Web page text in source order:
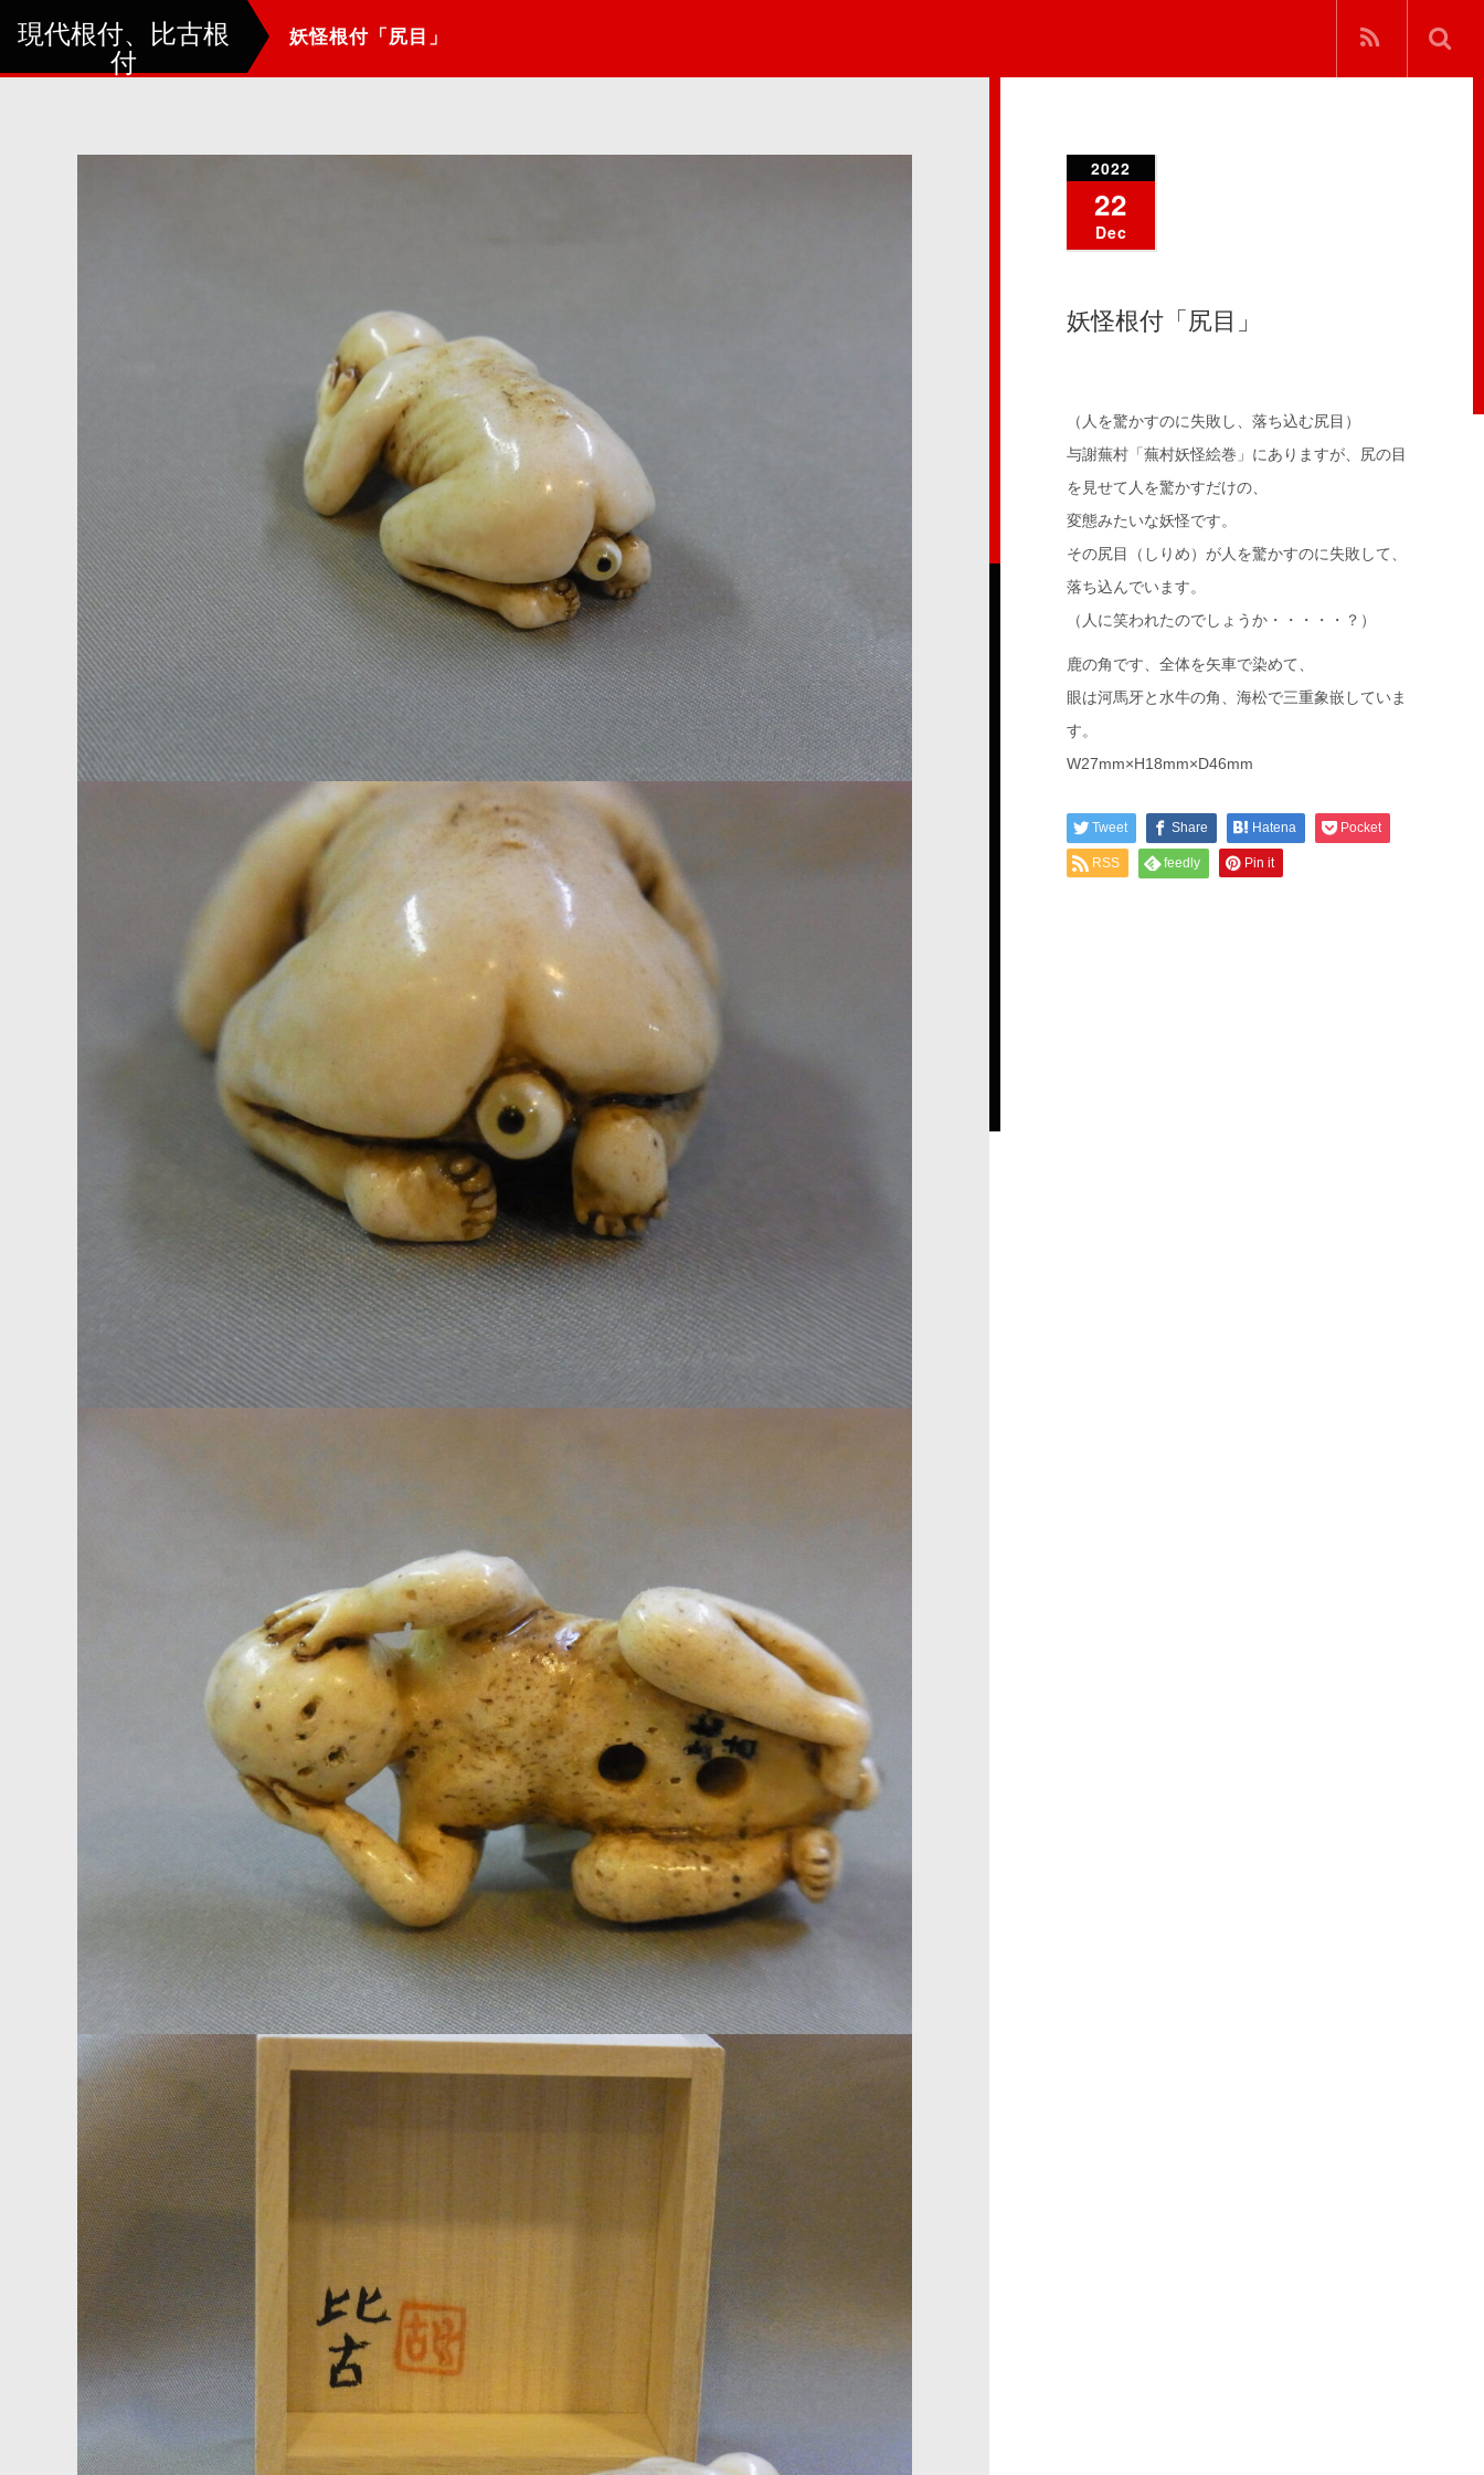
現代根付、比古根
付
妖怪根付「尻目」
2022
22
Dec
妖怪根付「尻目」
（人を驚かすのに失敗し、落ち込む尻目）
与謝蕪村「蕪村妖怪絵巻」にありますが、尻の目
を見せて人を驚かすだけの、
変態みたいな妖怪です。
その尻目（しりめ）が人を驚かすのに失敗して、
落ち込んでいます。
（人に笑われたのでしょうか・・・・・？）
鹿の角です、全体を矢車で染めて、
眼は河馬牙と水牛の角、海松で三重象嵌していま
す。
W27mm×H18mm×D46mm
Tweet Share Hatena Pocket
RSS feedly Pin it